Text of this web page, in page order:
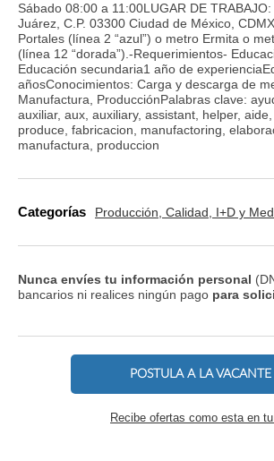
Sábado 08:00 a 11:00LUGAR DE
Juárez, C.P. 03300 Ciudad de México,
Portales (línea 2 “azul”) o metro Ermita o
(línea 12 “dorada”).-Requerimientos-
Educación secundaria1 año de
añosConocimientos: Carga y descarga de
Manufactura, ProducciónPalabras clave:
auxiliar, aux, auxiliary, assistant, helper, aide,
produce, fabricacion, manufactoring,
manufactura, produccion
Categorías Producción, Calidad, I+D y
Nunca envíes tu información personal
bancarios ni realices ningún pago para
POSTULA A LA VACANTE
Recibe ofertas como esta en tu